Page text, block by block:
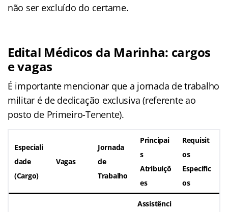
não ser excluído do certame.
Edital Médicos da Marinha: cargos
e vagas
É importante mencionar que a jornada de trabalho
militar é de dedicação exclusiva (referente ao
posto de Primeiro-Tenente).
Especiali
dade
(Cargo)
Vagas
Jornada
de
Trabalho
Principai
s
Atribuiçõ
es
Requisit
os
Específic
os
Assistênci